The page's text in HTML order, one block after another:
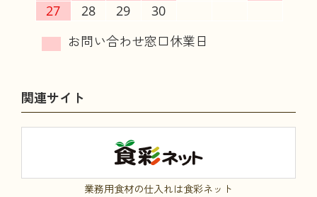
27
28 29 30
関連サイト
業務用食材の仕入れは食彩ネット